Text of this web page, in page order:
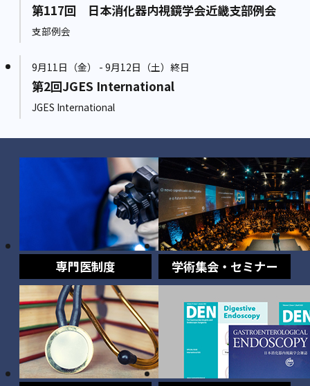
第117回 日本消化器内視鏡学会近畿支部例会
支部例会
9月11日（金） - 9月12日（土）終日
第2回JGES International
JGES International
専門医制度 学術集会・セミナー